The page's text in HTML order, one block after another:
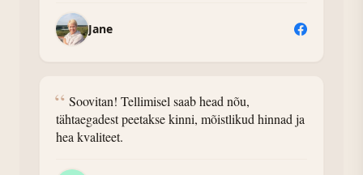
Jane
“ Soovitan! Tellimisel saab head nõu,
tähtaegadest peetakse kinni, mõistlikud hinnad ja
hea kvaliteet.